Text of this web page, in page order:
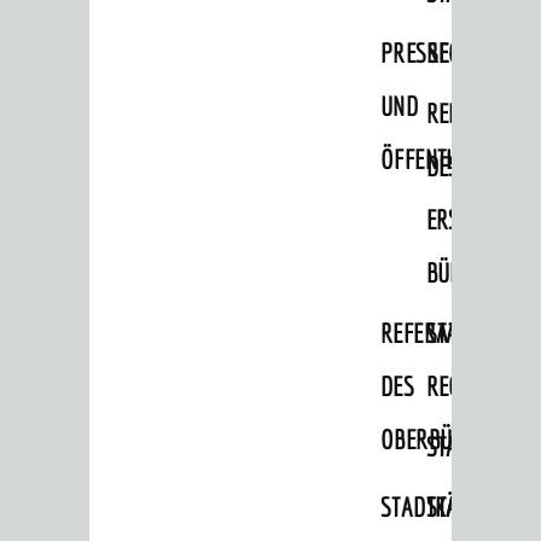
PRESSE-
UND REFERAT
DES
ERSTEN
REFERAT
DES
STABSSTELLE
RECHT
STADTKÄMMEREI
Vermiete doch an deine Stadt